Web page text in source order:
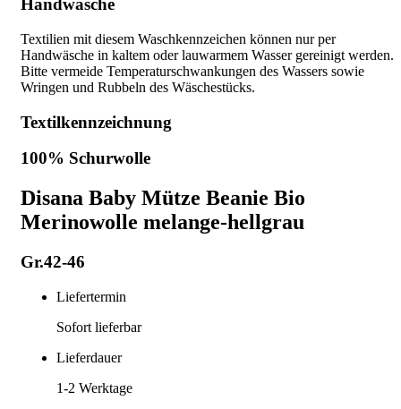
Handwäsche
Textilien mit diesem Waschkennzeichen können nur per
Handwäsche in kaltem oder lauwarmem Wasser gereinigt werden.
Bitte vermeide Temperaturschwankungen des Wassers sowie
Wringen und Rubbeln des Wäschestücks.
Textilkennzeichnung
100% Schurwolle
Disana Baby Mütze Beanie Bio
Merinowolle melange-hellgrau
Gr.42-46
Liefertermin
Sofort lieferbar
Lieferdauer
1-2 Werktage